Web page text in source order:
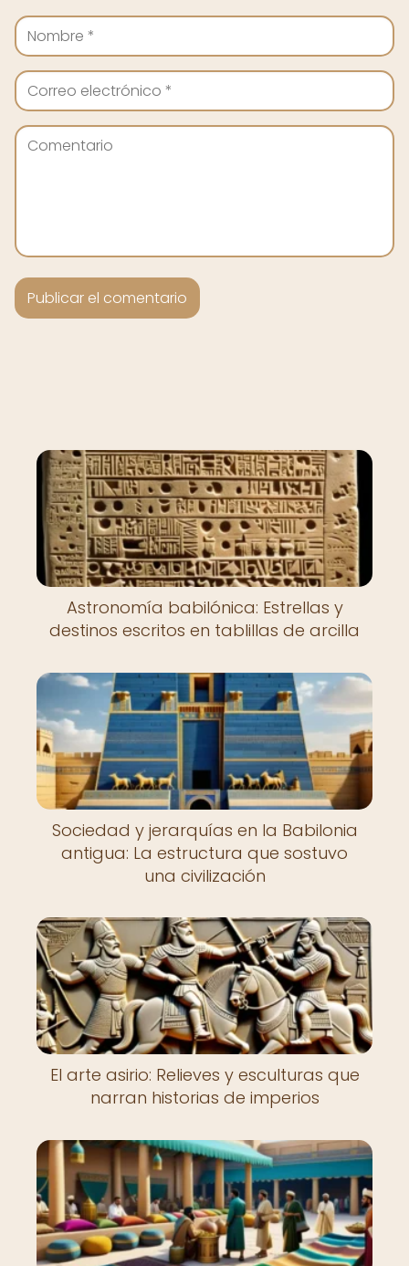
Astronomía babilónica: Estrellas y
destinos escritos en tablillas de arcilla
Sociedad y jerarquías en la Babilonia
antigua: La estructura que sostuvo
una civilización
El arte asirio: Relieves y esculturas que
narran historias de imperios